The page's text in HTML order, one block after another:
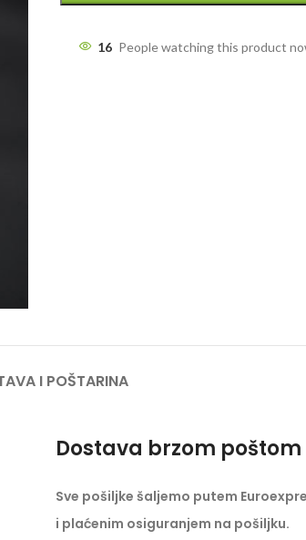
16 People watching this product
I POŠTARINA
Dostava brzom
Sve pošiljke šaljemo putem
i plaćenim osiguranjem na pošiljku.